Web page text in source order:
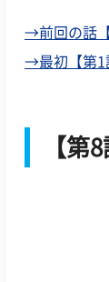
→前回の話
→最初【第1
【第